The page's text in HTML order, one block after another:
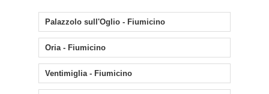
Palazzolo sull'Oglio - Fiumicino
Oria - Fiumicino
Ventimiglia - Fiumicino